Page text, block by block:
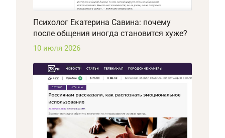
Психолог Екатерина Савина: почему
после общения иногда становится хуже?
10 июля 2026